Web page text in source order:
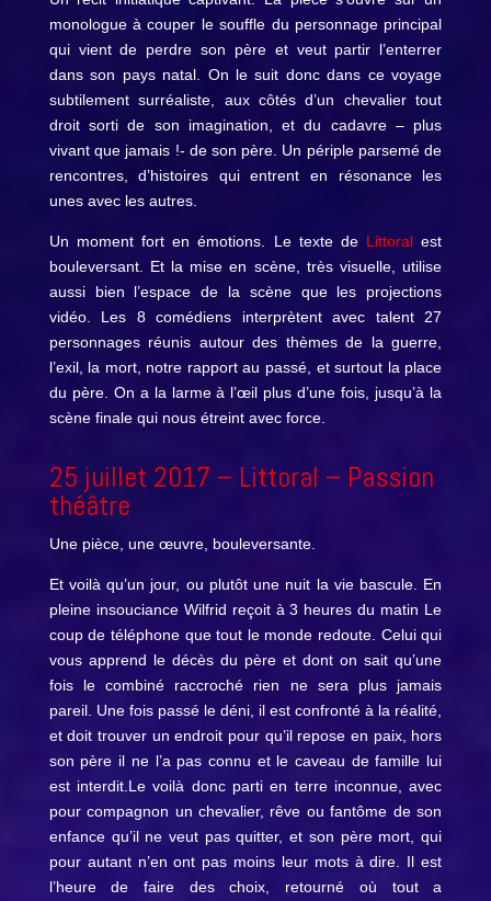
monologue à couper le souffle du personnage principal
qui vient de perdre son père et veut partir l’enterrer
dans son pays natal. On le suit donc dans ce voyage
subtilement surréaliste, aux côtés d’un chevalier tout
droit sorti de son imagination, et du cadavre – plus
vivant que jamais !- de son père. Un périple parsemé de
rencontres, d’histoires qui entrent en résonance les
unes avec les autres.
Un moment fort en émotions. Le texte de Littoral est
bouleversant. Et la mise en scène, très visuelle, utilise
aussi bien l’espace de la scène que les projections
vidéo. Les 8 comédiens interprètent avec talent 27
personnages réunis autour des thèmes de la guerre,
l’exil, la mort, notre rapport au passé, et surtout la place
du père. On a la larme à l’œil plus d’une fois, jusqu’à la
scène finale qui nous étreint avec force.
25 juillet 2017 – Littoral – Passion
théâtre
Une pièce, une œuvre, bouleversante.
Et voilà qu’un jour, ou plutôt une nuit la vie bascule. En
pleine insouciance Wilfrid reçoit à 3 heures du matin Le
coup de téléphone que tout le monde redoute. Celui qui
vous apprend le décès du père et dont on sait qu’une
fois le combiné raccroché rien ne sera plus jamais
pareil. Une fois passé le déni, il est confronté à la réalité,
et doit trouver un endroit pour qu’il repose en paix, hors
son père il ne l’a pas connu et le caveau de famille lui
est interdit.Le voilà donc parti en terre inconnue, avec
pour compagnon un chevalier, rêve ou fantôme de son
enfance qu’il ne veut pas quitter, et son père mort, qui
pour autant n’en ont pas moins leur mots à dire. Il est
l’heure de faire des choix, retourné où tout a